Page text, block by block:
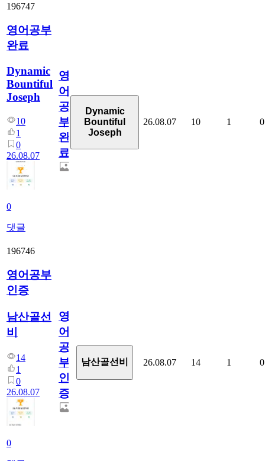
196747
영어공부
완료
Dynamic
Bountiful
Joseph
10
1
0
26.08.07
0
댓글
영
어
공
부
완
료
Dynamic
Bountiful
Joseph
26.08.07 10 1 0
196746
영어공부
인증
남산골선
비
14
1
0
26.08.07
0
영
어
공
부
인
증
남산골선비 26.08.07 14 1 0